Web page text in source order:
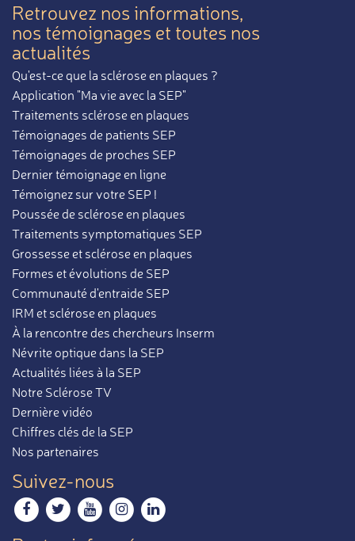
Retrouvez nos informations,
nos témoignages et toutes nos
actualités
Qu'est-ce que la sclérose en plaques ?
Application "Ma vie avec la SEP"
Traitements sclérose en plaques
Témoignages de patients SEP
Témoignages de proches SEP
Dernier témoignage en ligne
Témoignez sur votre SEP !
Poussée de sclérose en plaques
Traitements symptomatiques SEP
Grossesse et sclérose en plaques
Formes et évolutions de SEP
Communauté d'entraide SEP
IRM et sclérose en plaques
À la rencontre des chercheurs Inserm
Névrite optique dans la SEP
Actualités liées à la SEP
Notre Sclérose TV
Dernière vidéo
Chiffres clés de la SEP
Nos partenaires
Suivez-nous